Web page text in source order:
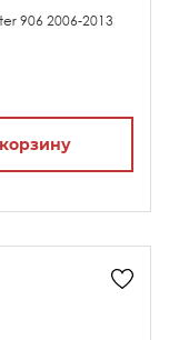
906 2006-2013